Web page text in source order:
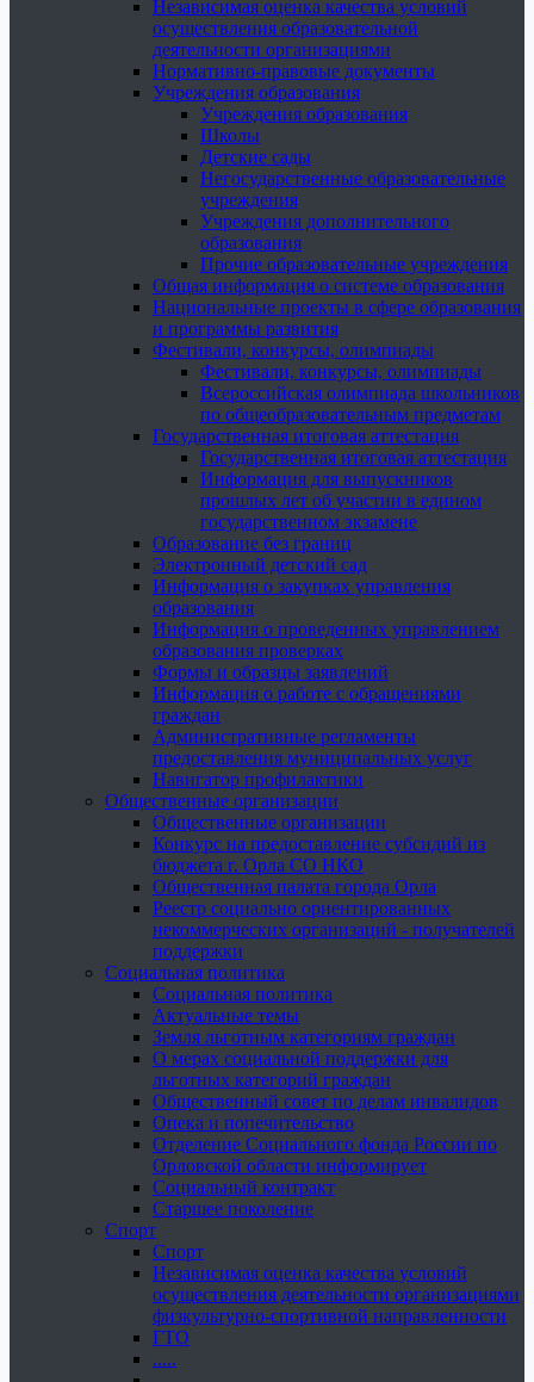
Независимая оценка качества условий
осуществления образовательной
деятельности организациями
Нормативно-правовые документы
Учреждения образования
Учреждения образования
Школы
Детские сады
Негосударственные образовательные
учреждения
Учреждения дополнительного
образования
Прочие образовательные учреждения
Общая информация о системе образования
Национальные проекты в сфере образования
и программы развития
Фестивали, конкурсы, олимпиады
Фестивали, конкурсы, олимпиады
Всероссийская олимпиада школьников
по общеобразовательным предметам
Государственная итоговая аттестация
Государственная итоговая аттестация
Информация для выпускников
прошлых лет об участии в едином
государственном экзамене
Образование без границ
Электронный детский сад
Информация о закупках управления
образования
Информация о проведенных управлением
образования проверках
Формы и образцы заявлений
Информация о работе с обращениями
граждан
Административные регламенты
предоставления муниципальных услуг
Навигатор профилактики
Общественные организации
Общественные организации
Конкурс на предоставление субсидий из
бюджета г. Орла СО НКО
Общественная палата города Орла
Реестр социально ориентированных
некоммерческих организаций - получателей
поддержки
Социальная политика
Социальная политика
Актуальные темы
Земля льготным категориям граждан
О мерах социальной поддержки для
льготных категорий граждан
Общественный совет по делам инвалидов
Опека и попечительство
Отделение Социального фонда России по
Орловской области информирует
Социальный контракт
Старшее поколение
Спорт
Спорт
Независимая оценка качества условий
осуществления деятельности организациями
физкультурно-спортивной направленности
ГТО
.....